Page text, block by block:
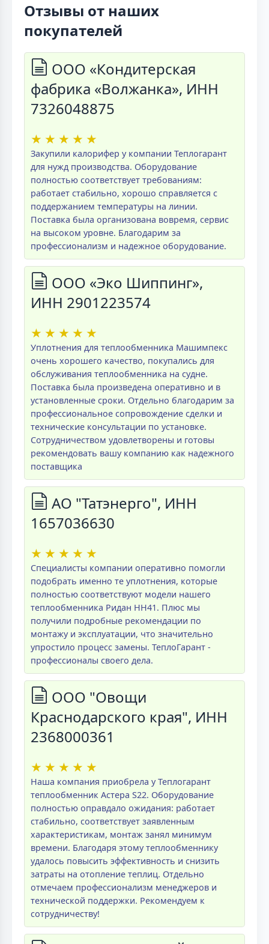
Отзывы от наших
покупателей
ООО «Кондитерская
фабрика «Волжанка», ИНН
7326048875
★ ★ ★ ★ ★
Закупили калорифер у компании Теплогарант
для нужд производства. Оборудование
полностью соответствует требованиям:
работает стабильно, хорошо справляется с
поддержанием температуры на линии.
Поставка была организована вовремя, сервис
на высоком уровне. Благодарим за
профессионализм и надежное оборудование.
ООО «Эко Шиппинг»,
ИНН 2901223574
★ ★ ★ ★ ★
Уплотнения для теплообменника Машимпекс
очень хорошего качество, покупались для
обслуживания теплообменника на судне.
Поставка была произведена оперативно и в
установленные сроки. Отдельно благодарим за
профессиональное сопровождение сделки и
технические консультации по установке.
Сотрудничеством удовлетворены и готовы
рекомендовать вашу компанию как надежного
поставщика
АО "Татэнерго", ИНН
1657036630
★ ★ ★ ★ ★
Специалисты компании оперативно помогли
подобрать именно те уплотнения, которые
полностью соответствуют модели нашего
теплообменника Ридан НН41. Плюс мы
получили подробные рекомендации по
монтажу и эксплуатации, что значительно
упростило процесс замены. ТеплоГарант -
профессионалы своего дела.
ООО "Овощи
Краснодарского края", ИНН
2368000361
★ ★ ★ ★ ★
Наша компания приобрела у Теплогарант
теплообменник Астера S22. Оборудование
полностью оправдало ожидания: работает
стабильно, соответствует заявленным
характеристикам, монтаж занял минимум
времени. Благодаря этому теплообменнику
удалось повысить эффективность и снизить
затраты на отопление теплиц. Отдельно
отмечаем профессионализм менеджеров и
технической поддержки. Рекомендуем к
сотрудничеству!